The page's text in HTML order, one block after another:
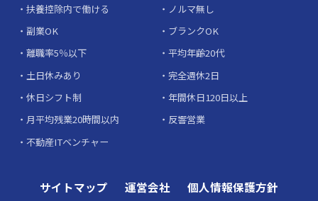
扶養控除内で働ける
ノルマ無し
副業OK
ブランクOK
離職率5％以下
平均年齢20代
土日休みあり
完全週休2日
休日シフト制
年間休日120日以上
月平均残業20時間以内
反響営業
不動産ITベンチャー
サイトマップ 運営会社
個人情報保護方針